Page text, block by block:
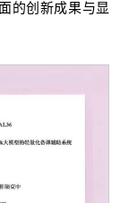
的创新成果与显